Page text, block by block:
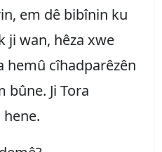
em dê bibînin ku
ji wan, hêza xwe
hemû cîhadparêzên
bûne. Ji Tora